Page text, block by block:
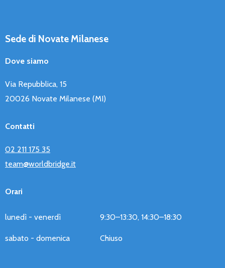
Sede di Novate Milanese
Dove siamo
Via Repubblica, 15
20026 Novate Milanese (MI)
Contatti
02 211 175 35
team@worldbridge.it
Orari
lunedì - venerdì 9:30–13:30, 14:30–18:30
sabato - domenica Chiuso